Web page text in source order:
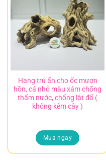
Hang trú ẩn cho ốc mượn
hồn, cá nhỏ màu xám chống
thấm nước, chống lật đổ (
không kèm cây )
Mua ngay